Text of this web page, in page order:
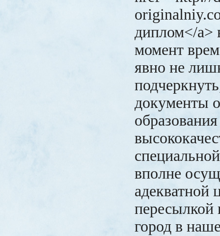
диплом</a>
момент
явно не
документы
вполне
адекватной
пересылкой
город в